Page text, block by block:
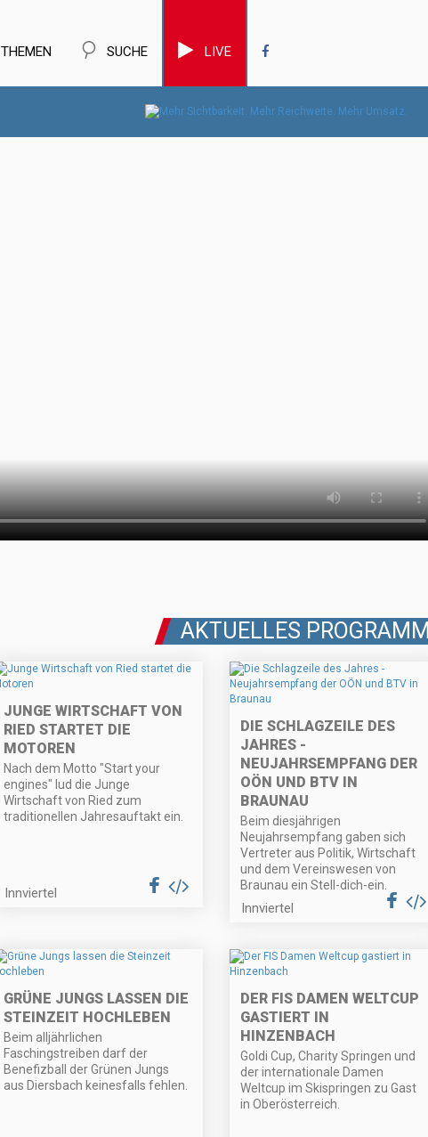
THEMEN SUCHE LIVE
AKTUELLES PROGRAMM
JUNGE WIRTSCHAFT VON
RIED STARTET DIE
MOTOREN
Nach dem Motto "Start your
engines" lud die Junge
Wirtschaft von Ried zum
traditionellen Jahresauftakt ein.
Innviertel
DIE SCHLAGZEILE DES
JAHRES -
NEUJAHRSEMPFANG DER
OÖN UND BTV IN
BRAUNAU
Beim diesjährigen
Neujahrsempfang gaben sich
Vertreter aus Politik, Wirtschaft
und dem Vereinswesen von
Braunau ein Stell-dich-ein.
Innviertel
GRÜNE JUNGS LASSEN DIE
STEINZEIT HOCHLEBEN
Beim alljährlichen
Faschingstreiben darf der
Benefizball der Grünen Jungs
aus Diersbach keinesfalls fehlen.
DER FIS DAMEN WELTCUP
GASTIERT IN
HINZENBACH
Goldi Cup, Charity Springen und
der internationale Damen
Weltcup im Skispringen zu Gast
in Oberösterreich.